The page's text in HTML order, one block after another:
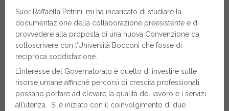
Suor Raffaella Petrini, mi ha incaricato di studiare la
documentazione della collaborazione preesistente e di
provvedere alla proposta di una nuova Convenzione da
sottoscrivere con l’Università Bocconi che fosse di
reciproca soddisfazione.
L’interesse del Governatorato è quello di investire sulle
risorse umane affinché percorsi di crescita professionali
possano portare ad elevare la qualità del lavoro e i servizi
all’utenza. Si è iniziato con il coinvolgimento di due